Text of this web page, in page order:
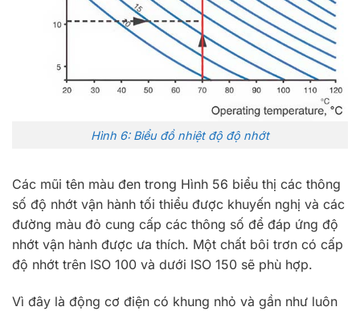
Hình 6: Biểu đồ nhiệt độ độ nhớt
Các mũi tên màu đen trong Hình 56 biểu thị các thông
số độ nhớt vận hành tối thiểu được khuyến nghị và các
đường màu đỏ cung cấp các thông số để đáp ứng độ
nhớt vận hành được ưa thích. Một chất bôi trơn có cấp
độ nhớt trên ISO 100 và dưới ISO 150 sẽ phù hợp.
Vì đây là động cơ điện có khung nhỏ và gần như luôn